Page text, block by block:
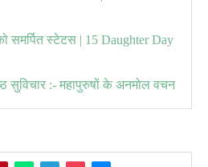
समर्पित स्टेटस | 15 Daughter Day
सुविचार :- महापुरुषों के अनमोल वचन